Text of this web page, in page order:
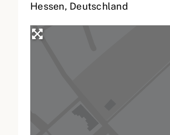
Hessen, Deutschland